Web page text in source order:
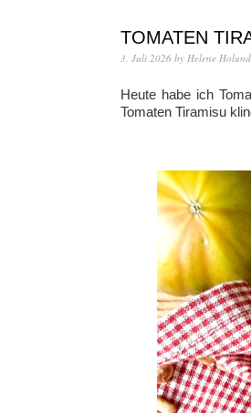
TOMATEN
3. Juli 2026 by Helene
Heute habe ich
Tomaten Tiramisu